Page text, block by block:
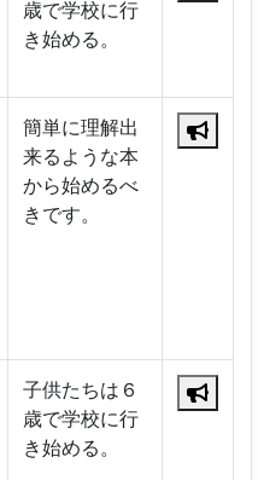
歳で学校に行
き始める。
簡単に理解出
来るような本
から始めるべ
きです。
子供たちは６
歳で学校に行
き始める。